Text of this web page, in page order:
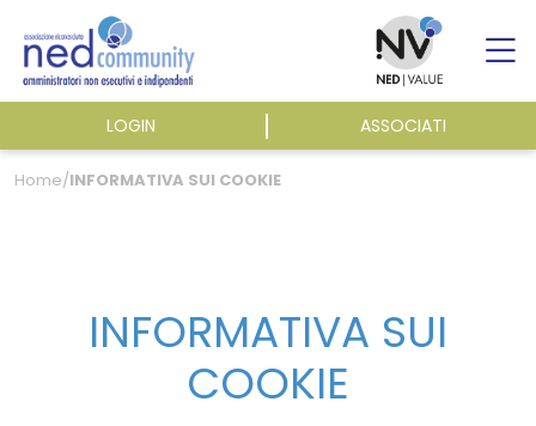
content
LOGIN ASSOCIATI
ASSOCIAZIONE
EVENTI E NEWS
PUBBLICAZIONI
Home/INFORMATIVA SUI COOKIE
INFORMATIVA SUI
COOKIE